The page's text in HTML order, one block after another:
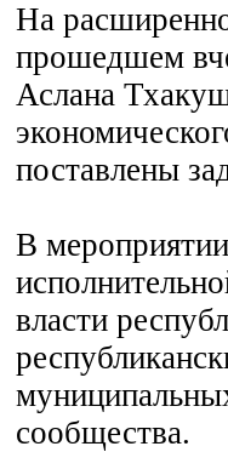
На
прошедшем
Аслана
поставлены
В
власти
сообщества.